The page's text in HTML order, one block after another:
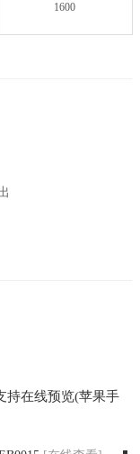
1600
持在线预览(苹果手